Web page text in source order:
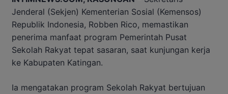
Jenderal (Sekjen) Kementerian Sosial (Kemensos)
Republik Indonesia, Robben Rico, memastikan
penerima manfaat program Pemerintah Pusat
Sekolah Rakyat tepat sasaran, saat kunjungan kerja
ke Kabupaten Katingan.
Ia mengatakan program Sekolah Rakyat bertujuan